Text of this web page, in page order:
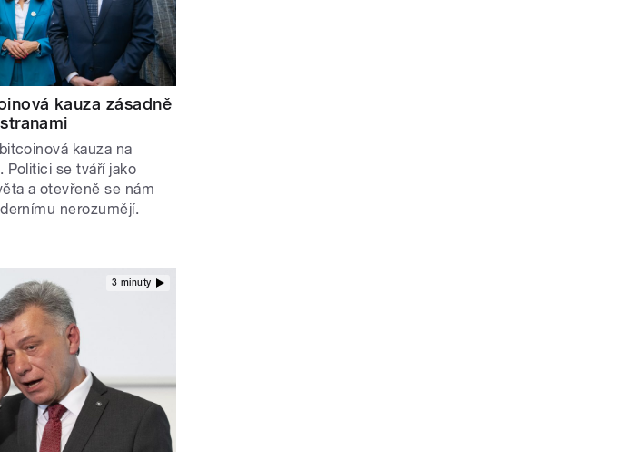
kauza zásadně
kauza na
Politici se tváří jako
a otevřeně se nám
nerozumějí.
3 minuty